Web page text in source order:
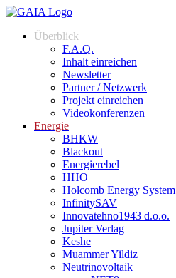
Zum
springenÜberblick
F.A.Q.
Inhalt einreichen
Newsletter
Partner / Netzwerk
Projekt einreichen
Videokonferenzen
Energie
BHKW
Blackout
Energierebel
HHO
Holcomb Energy System
InfinitySAV
Innovatehno1943 d.o.o.
Jupiter Verlag
Keshe
Muammer Yildiz
Neutrinovoltaik